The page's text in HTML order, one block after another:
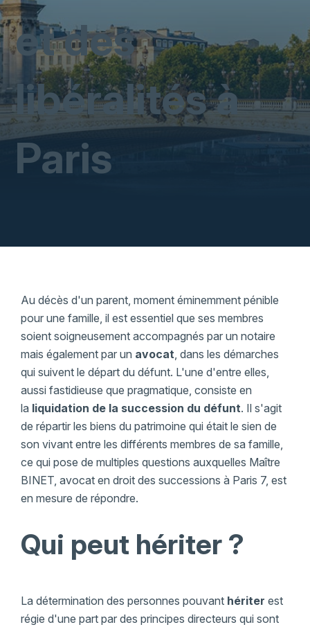
et des
libéralités à
Paris
Au décès d'un parent, moment éminemment pénible
pour une famille, il est essentiel que ses membres
soient soigneusement accompagnés par un notaire
mais également par un avocat , dans les démarches
qui suivent le départ du défunt. L'une d'entre elles,
aussi fastidieuse que pragmatique, consiste en
la liquidation de la succession du défunt. Il s'agit
de répartir les biens du patrimoine qui était le sien de
son vivant entre les différents membres de sa famille,
ce qui pose de multiples questions auxquelles Maître
BINET, avocat en droit des successions à Paris 7, est
en mesure de répondre.
Qui peut hériter ?
La détermination des personnes pouvant hériter est
régie d'une part par des principes directeurs qui sont